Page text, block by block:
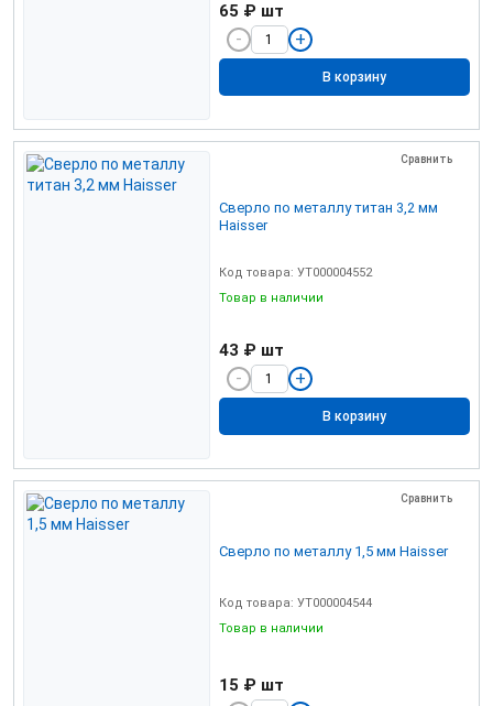
65 ₽ шт
В корзину
Сравнить
Сверло по металлу титан 3,2 мм
Haisser
Код товара: УТ000004552
Товар в наличии
43 ₽ шт
В корзину
Сравнить
Сверло по металлу 1,5 мм Haisser
Код товара: УТ000004544
Товар в наличии
15 ₽ шт